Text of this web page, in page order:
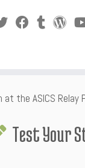
the ASICS Relay
Test Your